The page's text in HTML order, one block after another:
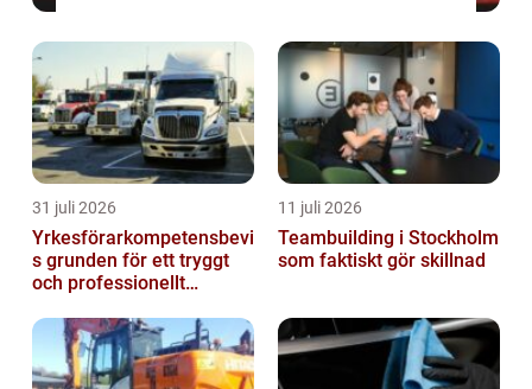
31 juli 2026
Yrkesförarkompetensbevi
s grunden för ett tryggt
och professionellt
11 juli 2026
Teambuilding i Stockholm
som faktiskt gör skillnad